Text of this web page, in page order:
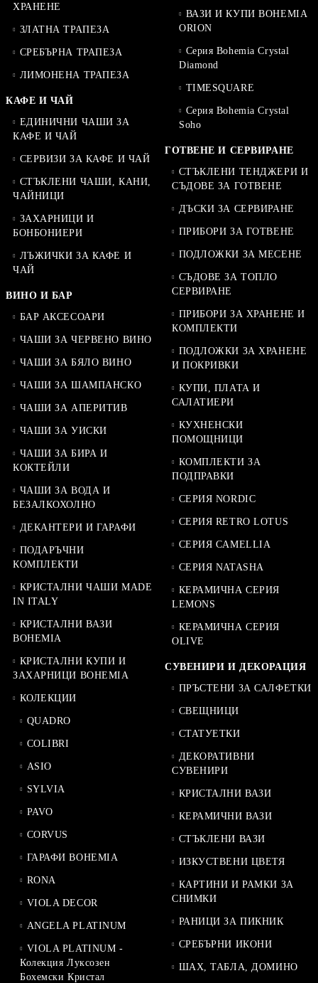
ХРАНЕНЕ
ЗЛАТНА ТРАПЕЗА
СРЕБЪРНА ТРАПЕЗА
ЛИМОНЕНА ТРАПЕЗА
КАФЕ И ЧАЙ
ЕДИНИЧНИ ЧАШИ ЗА
КАФЕ И ЧАЙ
СЕРВИЗИ ЗА КАФЕ И ЧАЙ
СТЪКЛЕНИ ЧАШИ, КАНИ,
ЧАЙНИЦИ
ЗАХАРНИЦИ И
БОНБОНИЕРИ
ЛЪЖИЧКИ ЗА КАФЕ И
ЧАЙ
ВИНО И БАР
БАР АКСЕСОАРИ
ЧАШИ ЗА ЧЕРВЕНО ВИНО
ЧАШИ ЗА БЯЛО ВИНО
ЧАШИ ЗА ШАМПАНСКО
ЧАШИ ЗА АПЕРИТИВ
ЧАШИ ЗА УИСКИ
ЧАШИ ЗА БИРА И
КОКТЕЙЛИ
ЧАШИ ЗА ВОДА И
БЕЗАЛКОХОЛНО
ДЕКАНТЕРИ И ГАРАФИ
ПОДАРЪЧНИ
КОМПЛЕКТИ
КРИСТАЛНИ ЧАШИ MADE
IN ITALY
КРИСТАЛНИ ВАЗИ
BOHEMIA
КРИСТАЛНИ КУПИ И
ЗАХАРНИЦИ BOHEMIA
КОЛЕКЦИИ
QUADRO
COLIBRI
ASIO
SYLVIA
PAVO
CORVUS
ГАРАФИ BOHEMIA
RONA
VIOLA DECOR
ANGELA PLATINUM
VIOLA PLATINUM -
Колекция Луксозен
Бохемски Кристал
ВАЗИ И КУПИ BOHEMIA
ORION
Серия Bohemia Crystal
Diamond
TIMESQUARE
Серия Bohemia Crystal
Soho
ГОТВЕНЕ И СЕРВИРАНЕ
СТЪКЛЕНИ ТЕНДЖЕРИ И
СЪДОВЕ ЗА ГОТВЕНЕ
ДЪСКИ ЗА СЕРВИРАНЕ
ПРИБОРИ ЗА ГОТВЕНЕ
ПОДЛОЖКИ ЗА МЕСЕНЕ
СЪДОВЕ ЗА ТОПЛО
СЕРВИРАНЕ
ПРИБОРИ ЗА ХРАНЕНЕ И
КОМПЛЕКТИ
ПОДЛОЖКИ ЗА ХРАНЕНЕ
И ПОКРИВКИ
КУПИ, ПЛАТА И
САЛАТИЕРИ
КУХНЕНСКИ
ПОМОЩНИЦИ
КОМПЛЕКТИ ЗА
ПОДПРАВКИ
СЕРИЯ NORDIC
СЕРИЯ RETRO LOTUS
СЕРИЯ CAMELLIA
СЕРИЯ NATASHA
КЕРАМИЧНА СЕРИЯ
LEMONS
КЕРАМИЧНА СЕРИЯ
OLIVE
СУВЕНИРИ И ДЕКОРАЦИЯ
ПРЪСТЕНИ ЗА САЛФЕТКИ
СВЕЩНИЦИ
СТАТУЕТКИ
ДЕКОРАТИВНИ
СУВЕНИРИ
КРИСТАЛНИ ВАЗИ
КЕРАМИЧНИ ВАЗИ
СТЪКЛЕНИ ВАЗИ
ИЗКУСТВЕНИ ЦВЕТЯ
КАРТИНИ И РАМКИ ЗА
СНИМКИ
РАНИЦИ ЗА ПИКНИК
СРЕБЪРНИ ИКОНИ
ШАХ, ТАБЛА, ДОМИНО